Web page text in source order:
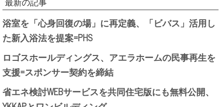
最新の記事
浴室を「心身回復の場」に再定義、「ビバス」活用し
た新入浴法を提案=PHS
ロゴスホールディングス、アエラホームの民事再生を
支援=スポンサー契約を締結
省エネ検討WEBサービスを共同住宅版にも無料公開、